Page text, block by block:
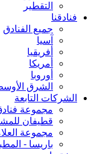
التقطير
فنادقنا
جميع الفنادق
آسيا
أفريقيا
أمريكا
أوروبا
الشرق
الشركات التابعة
مجموعة
قطيفان
مجموعة
باريسا -